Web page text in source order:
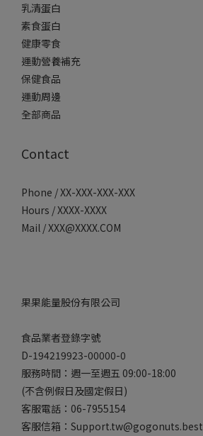
乳清蛋白
素食蛋白
健康零食
運動營養補充
保健食品
運動周邊
全部商品
Contact
Phone / XX-XXX-XXX-XXX
Hours / XXXX-XXXX
Mail / XXX@XXXX.COM
果果能量股份有限公司
食品業者登錄字號
D-194219923-00000-0
服務時間：週一至週五 09:00-18:00
(不含例假日及國定假日)
客服電話：06-7955154
客服信箱：Support.tw@gogonuts.best